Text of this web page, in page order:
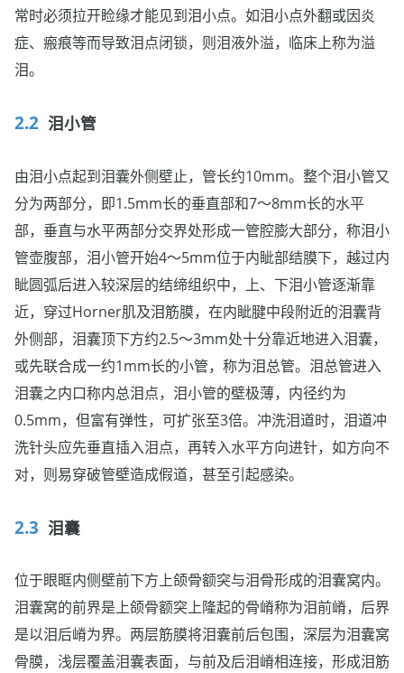
常时必须拉开睑缘才能见到泪小点。如泪小点外翻或因炎
症、瘢痕等而导致泪点闭锁，则泪液外溢，临床上称为溢
泪。
泪小管
由泪小点起到泪囊外侧壁止，管长约10mm。整个泪小管又
分为两部分，即1.5mm长的垂直部和7～8mm长的水平
部，垂直与水平两部分交界处形成一管腔膨大部分，称泪小
管壶腹部，泪小管开始4～5mm位于内眦部结膜下，越过内
眦圆弧后进入较深层的结缔组织中，上、下泪小管逐渐靠
近，穿过Horner肌及泪筋膜，在内眦腱中段附近的泪囊背
外侧部，泪囊顶下方约2.5～3mm处十分靠近地进入泪囊，
或先联合成一约1mm长的小管，称为泪总管。泪总管进入
泪囊之内口称内总泪点，泪小管的壁极薄，内径约为
0.5mm，但富有弹性，可扩张至3倍。冲洗泪道时，泪道冲
洗针头应先垂直插入泪点，再转入水平方向进针，如方向不
对，则易穿破管壁造成假道，甚至引起感染。
泪囊
位于眼眶内侧壁前下方上颌骨额突与泪骨形成的泪囊窝内。
泪囊窝的前界是上颌骨额突上隆起的骨嵴称为泪前嵴，后界
是以泪后嵴为界。两层筋膜将泪囊前后包围，深层为泪囊窝
骨膜，浅层覆盖泪囊表面，与前及后泪嵴相连接，形成泪筋